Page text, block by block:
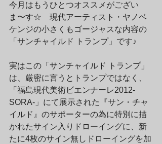
今月はもうひとつオススメがござい
ま〜す☆　現代アーティスト・ヤノベ
ケンジの小さくもゴージャスな内容の
「サンチャイルド トランプ」です♪
実はこの「サンチャイルド トランプ」
は、厳密に言うとトランプではなく、
「福島現代美術ビエンナーレ2012-
SORA-」にて展示された『サン・チャ
イルド』のサポーターの為に特別に描
かれたサイン入りドローイングに、新
たに4枚のサイン無しドローイングを加